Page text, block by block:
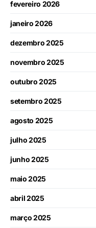
fevereiro 2026
janeiro 2026
dezembro 2025
novembro 2025
outubro 2025
setembro 2025
agosto 2025
julho 2025
junho 2025
maio 2025
abril 2025
março 2025